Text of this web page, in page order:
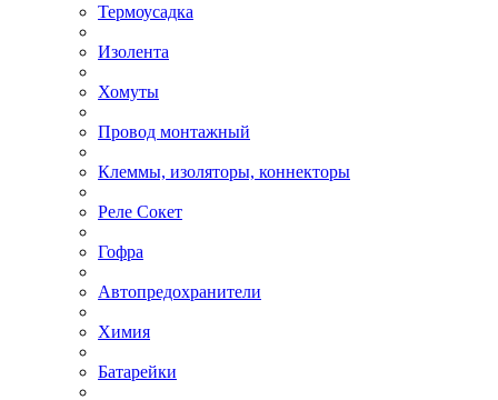
Термоусадка
Изолента
Хомуты
Провод монтажный
Клеммы, изоляторы, коннекторы
Реле Сокет
Гофра
Автопредохранители
Химия
Батарейки